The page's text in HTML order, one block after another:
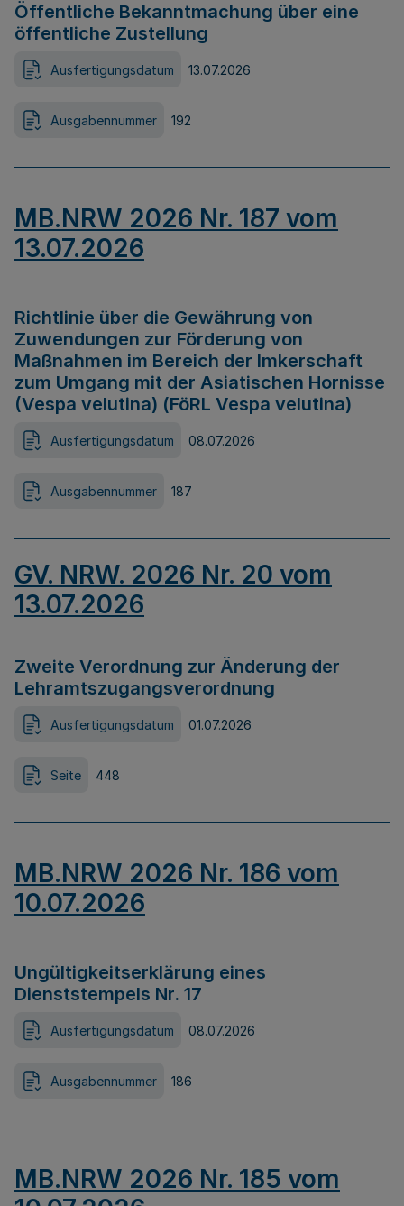
Öffentliche Bekanntmachung über eine
öffentliche Zustellung
Ausfertigungsdatum 13.07.2026
Ausgabennummer 192
MB.NRW 2026 Nr. 187 vom
13.07.2026
Richtlinie über die Gewährung von
Zuwendungen zur Förderung von
Maßnahmen im Bereich der Imkerschaft
zum Umgang mit der Asiatischen Hornisse
(Vespa velutina) (FöRL Vespa velutina)
Ausfertigungsdatum 08.07.2026
Ausgabennummer 187
GV. NRW. 2026 Nr. 20 vom
13.07.2026
Zweite Verordnung zur Änderung der
Lehramtszugangsverordnung
Ausfertigungsdatum 01.07.2026
Seite 448
MB.NRW 2026 Nr. 186 vom
10.07.2026
Ungültigkeitserklärung eines
Dienststempels Nr. 17
Ausfertigungsdatum 08.07.2026
Ausgabennummer 186
MB.NRW 2026 Nr. 185 vom